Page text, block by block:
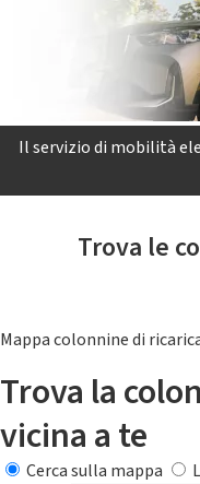
Il servizio di mobilità
Trova le
Mappa colonnine di
Trova la
vicina a te
Cerca sulla mappa